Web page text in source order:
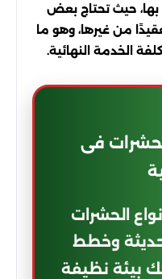
حيث تحتاج بعض
من غيرها، وهو ما
الخدمة النهائية.
فى
الحشرات
حديثة وخطط
بيئة نظيفة